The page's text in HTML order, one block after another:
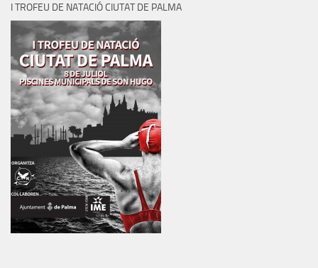
I TROFEU DE NATACIÓ CIUTAT DE PALMA